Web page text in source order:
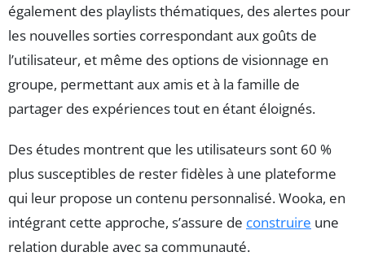
également des playlists thématiques, des alertes pour
les nouvelles sorties correspondant aux goûts de
l’utilisateur, et même des options de visionnage en
groupe, permettant aux amis et à la famille de
partager des expériences tout en étant éloignés.
Des études montrent que les utilisateurs sont 60 %
plus susceptibles de rester fidèles à une plateforme
qui leur propose un contenu personnalisé. Wooka, en
intégrant cette approche, s’assure de construire une
relation durable avec sa communauté.